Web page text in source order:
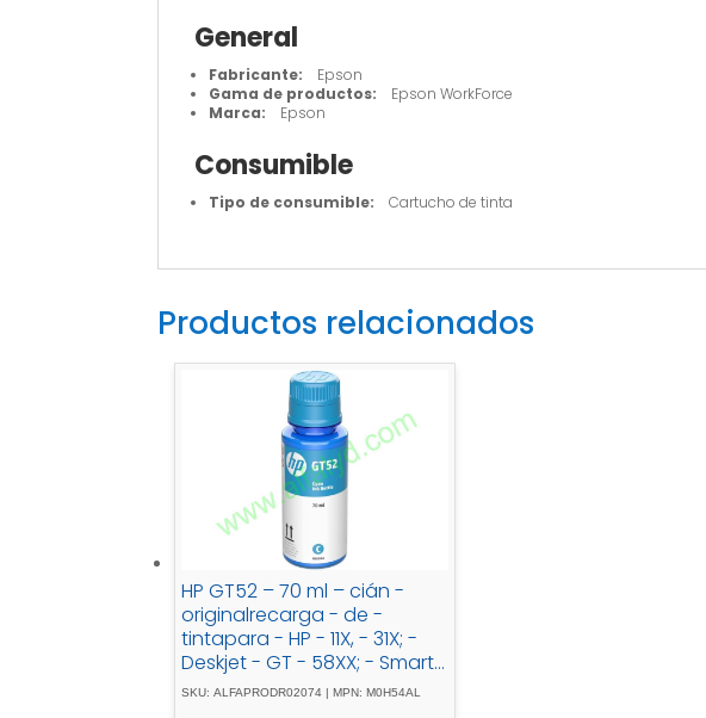
General
Fabricante: Epson
Gama de productos: Epson WorkForce
Marca: Epson
Consumible
Tipo de consumible: Cartucho de tinta
Productos relacionados
HP GT52 – 70 ml – cián -
originalrecarga - de -
tintapara - HP - 11X, - 31X; -
Deskjet - GT - 58XX; - Smart -
Tank - 500, - 51X, - 530, -
SKU: ALFAPRODR02074 | MPN: M0H54AL